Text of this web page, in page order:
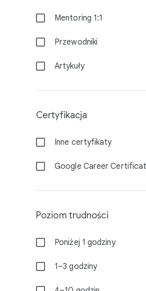
Mentoring 1:1
Przewodniki
Artykuły
Certyfikacja
Inne certyfikaty
Google Career
Poziom trudności
Poniżej 1 godziny
1–3 godziny